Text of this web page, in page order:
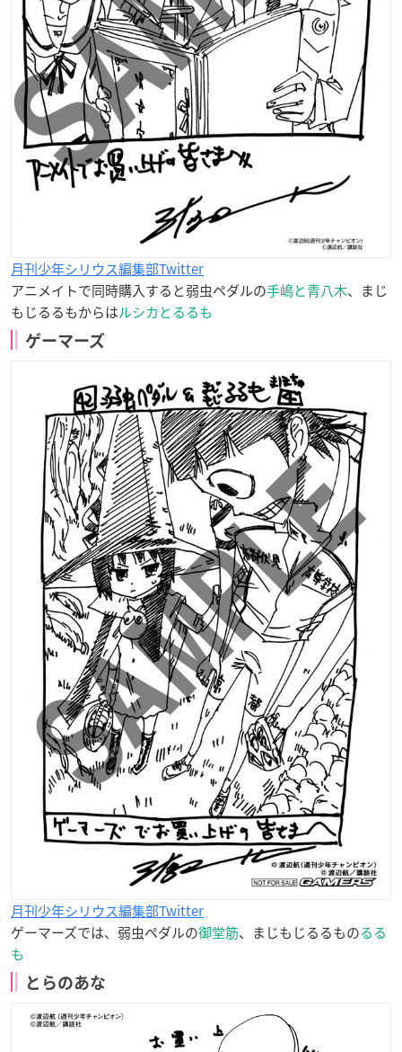
月刊少年シリウス編集部Twitter
アニメイトで同時購入すると弱虫ペダルの手嶋と青八木、まじ
もじるるもからはルシカとるるも
ゲーマーズ
月刊少年シリウス編集部Twitter
ゲーマーズでは、弱虫ペダルの御堂筋、まじもじるるものるる
も
とらのあな